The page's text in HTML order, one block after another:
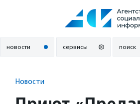
новости сервисы поиск
Новости